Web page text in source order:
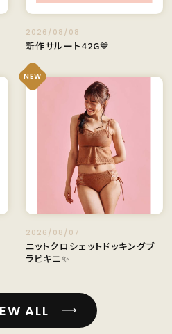
2026/08/08
新作サルート42G💙
NEW
2026/08/07
ニットクロシェットドッキングブ
ラビキニ✨
ALL